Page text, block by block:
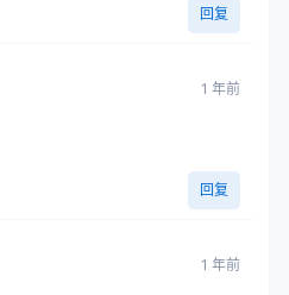
回复
1 年前
回复
1 年前